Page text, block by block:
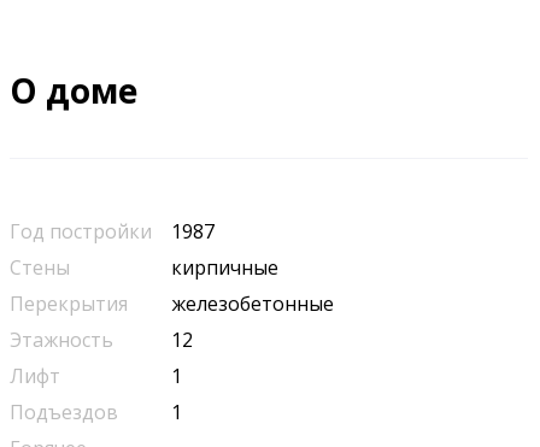
О доме
Год постройки
1987
Стены
кирпичные
Перекрытия
железобетонные
Этажность
12
Лифт
1
Подъездов
1